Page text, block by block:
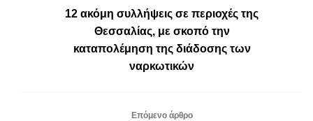
12 ακόμη συλλήψεις σε περιοχές της
Θεσσαλίας, με σκοπό την
καταπολέμηση της διάδοσης των
ναρκωτικών
Επόμενο άρθρο